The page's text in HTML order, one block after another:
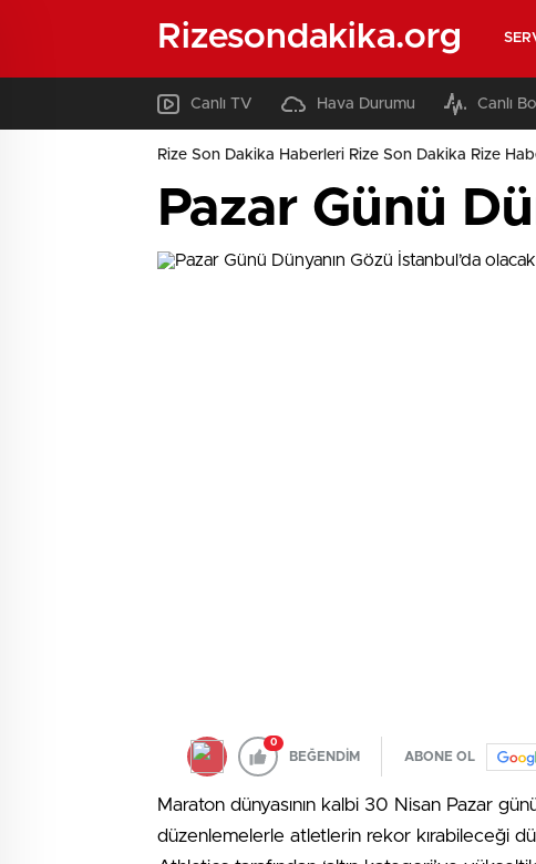
Rizesondakika.org
Canlı TV Hava Durumu Canlı
Rize Son Dakika Haberleri Rize Son Dakika Rize
Pazar Günü
0
BEĞENDİM ABONE OL
Maraton dünyasının kalbi 30 Nisan Pazar
düzenlemelerle atletlerin rekor kırabileceği